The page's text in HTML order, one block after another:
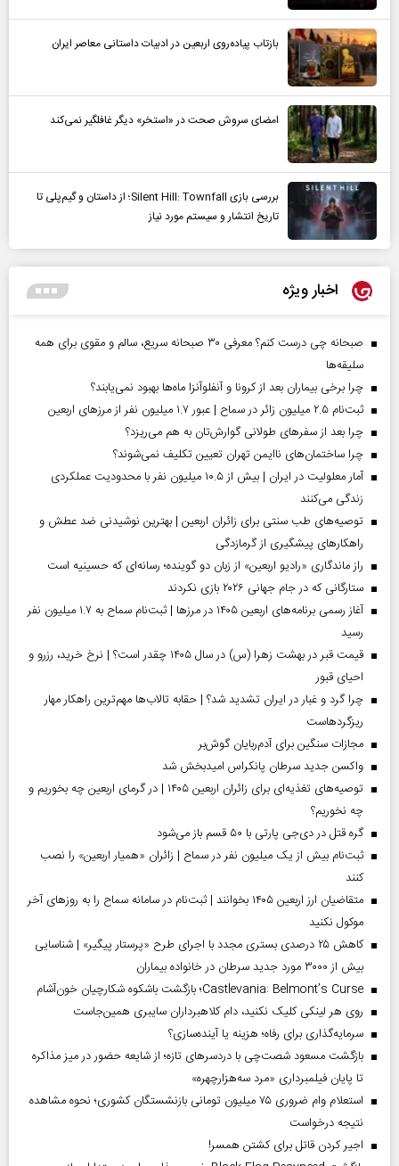
بازتاب پیاده‌روی اربعین در ادبیات داستانی معاصر ایران
امضای سروش صحت در «استخر» دیگر غافلگیر نمی‌کند
بررسی بازی Silent Hill: Townfall؛ از داستان و گیم‌پلی تا
تاریخ انتشار و سیستم مورد نیاز
اخبار ویژه
صبحانه چی درست کنم؟ معرفی ۳۰ صبحانه سریع، سالم و مقوی برای همه
سلیقه‌ها
چرا برخی بیماران بعد از کرونا و آنفلوآنزا ماه‌ها بهبود نمی‌یابند؟
ثبت‌نام ۲.۵ میلیون زائر در سماح | عبور ۱.۷ میلیون نفر از مرز‌های اربعین
چرا بعد از سفرهای طولانی گوارش‌تان به هم می‌ریزد؟
چرا ساختمان‌های ناایمن تهران تعیین تکلیف نمی‌شوند؟
آمار معلولیت در ایران | بیش از ۱۰.۵ میلیون نفر با محدودیت عملکردی
زندگی می‌کنند
توصیه‌های طب سنتی برای زائران اربعین | بهترین نوشیدنی ضد عطش و
راهکارهای پیشگیری از گرمازدگی
راز ماندگاری «رادیو اربعین» از زبان دو گوینده؛ رسانه‌ای که حسینیه است
ستارگانی که در جام جهانی ۲۰۲۶ بازی نکردند
آغاز رسمی برنامه‌های اربعین ۱۴۰۵ در مرز‌ها | ثبت‌نام سماح به ۱.۷ میلیون نفر
رسید
قیمت قبر در بهشت زهرا (س) در سال ۱۴۰۵ چقدر است؟ | نرخ خرید، رزرو و
احیای قبور
چرا گرد و غبار در ایران تشدید شد؟ | حقابه تالاب‌ها مهم‌ترین راهکار مهار
ریزگردهاست
مجازات سنگین برای آدم‌ربایان گوش‌بر
واکسن جدید سرطان پانکراس امیدبخش شد
توصیه‌های تغذیه‌ای برای زائران اربعین ۱۴۰۵ | در گرمای اربعین چه بخوریم و
چه نخوریم؟
گره قتل در دی‌جی پارتی با ۵۰ قسم باز می‌شود
ثبت‌نام بیش از یک میلیون نفر در سماح | زائران «همیار اربعین» را نصب
کنند
متقاضیان ارز اربعین ۱۴۰۵ بخوانند | ثبت‌نام در سامانه سماح را به روز‌های آخر
موکول نکنید
کاهش ۲۵ درصدی بستری مجدد با اجرای طرح «پرستار پیگیر» | شناسایی
بیش از ۳۰۰۰ مورد جدید سرطان در خانواده بیماران
Castlevania: Belmont’s Curse؛ بازگشت باشکوه شکارچیان خون‌آشام
روی هر لینکی کلیک نکنید، دام کلاهبرداران سایبری همین‌جاست
سرمایه‌گذاری برای رفاه؛ هزینه یا آینده‌سازی؟
بازگشت مسعود شصت‌چی با دردسر‌های تازه؛ از شایعه حضور در میز مذاکره
تا پایان فیلمبرداری «مرد سه‌هزارچهره»
استعلام وام ضروری ۷۵ میلیون تومانی بازنشستگان کشوری؛ نحوه مشاهده
نتیجه درخواست
اجیر کردن قاتل برای کشتن همسر!